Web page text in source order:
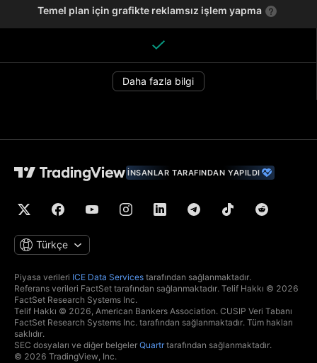
Temel plan için grafikte reklamsız işlem yapma
Daha fazla bilgi
İNSANLAR TARAFINDAN YAPILDI
Türkçe
Piyasa verileri ICE Data Services tarafından sağlanmaktadır.
Referans verileri FactSet tarafından sağlanmaktadır. Telif Hakkı © 2026
FactSet Research Systems Inc.
Telif Hakkı © 2026, American Bankers Association. CUSIP Veri Tabanı
FactSet Research Systems Inc. tarafından sağlanmaktadır. Tüm hakları
saklıdır.
SEC dosyaları ve diğer belgeler Quartrtarafından sağlanmaktadır.
© 2026 TradingView, Inc.